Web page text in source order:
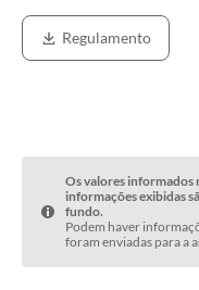
Regulamento
Os valores informados
informações exibidas
fundo.
Podem haver
foram enviadas para a